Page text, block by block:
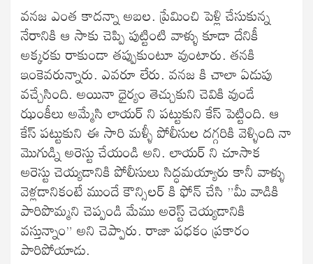
వనజ ఎంత కాదన్నా అబల. ప్రేమించి పెళ్లి చేసుకున్న
నేరానికి ఆ సాకు చెప్పి పుట్టింటి వాళ్ళు కూడా దేనికీ
అక్కరకు రాకుండా తప్పుకుంటూ వుంటారు. తనకి
ఇంకెవరున్నారు. ఎవరూ లేరు. వనజ కి చాలా ఏడుపు
వచ్చేసింది. అయినా ధైర్యం తెచ్చుకుని చెవికి వుండే
ఝంకీలు అమ్మేసి లాయర్ ని పట్టుకుని కేస్ పెట్టింది. ఆ
కేస్ పట్టుకుని ఈ సారి మళ్ళీ పోలీసుల దగ్గరికి వెళ్ళింది నా
మొగుడ్ని అరెస్టు చేయండి అని. లాయర్ ని చూసాక
అరెస్టు చెయ్యడానికి పోలీసులు సిద్ధమయ్యారు కానీ వాళ్ళు
వెళ్లడానికంటే ముందే కౌన్సిలర్ కి ఫోన్ చేసి ”మీ వాడికి
పారిపొమ్మని చెప్పండి మేము అరెస్ట్ చెయ్యడానికి
వస్తున్నాం” అని చెప్పారు. రాజా పధకం ప్రకారం
పారిపోయాడు.